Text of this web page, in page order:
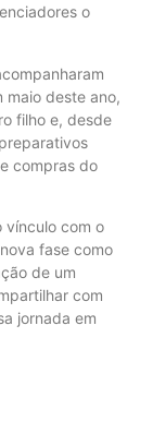
o
maio deste ano,
filho e, desde
compras do
vínculo com o
fase como
de um
com
jornada em